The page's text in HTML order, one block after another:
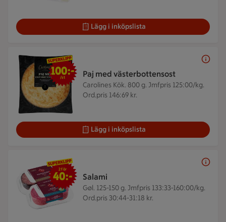
Lägg i inköpslista
Paj med västerbottensost
Carolines Kök. 800 g. Jmfpris 125:00/kg.
Ord.pris 146:69 kr.
100 kr/st
100:-
/st
Lägg i inköpslista
Salami
Gøl. 125-150 g. Jmfpris 133:33-160:00/kg.
Ord.pris 30:44-31:18 kr.
2 för 40 kr
2 för
40:-